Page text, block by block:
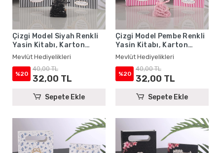
Çizgi Model Siyah Renkli
Yasin Kitabı, Karton
Çanta ve Tesbih - Mevlüt
Hediyelikleri
Mevlüt Hediyelikleri
%20
40,00 TL
32,00 TL
Sepete Ekle
Çizgi Model Pembe Renkli
Yasin Kitabı, Karton
Çanta ve Tesbih - Mevlüt
Hediyelikleri
Mevlüt Hediyelikleri
%20
40,00 TL
32,00 TL
Sepete Ekle